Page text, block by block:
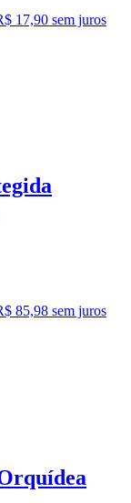
17,90 sem juros
85,98 sem juros